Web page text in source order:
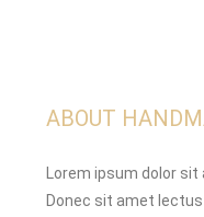
ABOUT
Lorem ipsum dolor
Donec sit amet